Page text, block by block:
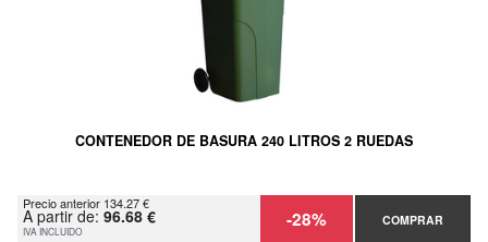
CONTENEDOR DE BASURA 240 LITROS 2 RUEDAS
Precio anterior 134.27 €
A partir de: 96.68 €
IVA INCLUIDO -28% COMPRAR